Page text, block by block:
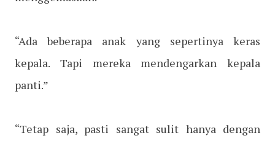
“Ada beberapa anak yang sepertinya keras
kepala. Tapi mereka mendengarkan kepala
panti.”
“Tetap saja, pasti sangat sulit hanya dengan